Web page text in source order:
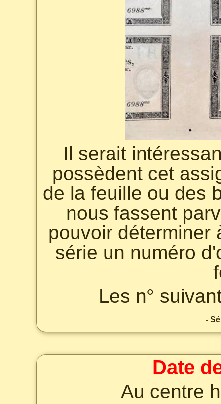
Il serait
possèdent cet
de la feuille ou des
nous fassent
pouvoir déterminer
série un numéro
Les n°
-
Date
Au centre